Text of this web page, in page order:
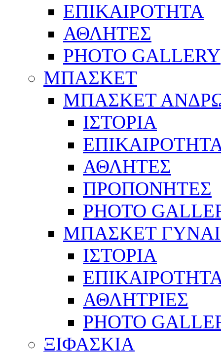
ΕΠΙΚΑΙΡΟΤΗΤΑ
ΑΘΛΗΤΕΣ
PHOTO GALLERY
ΜΠΑΣΚΕΤ
ΜΠΑΣΚΕΤ
ΙΣΤΟΡΙΑ
ΑΘΛΗΤΕΣ
ΠΡΟΠΟΝΗΤΕΣ
PHOTO
ΜΠΑΣΚΕΤ
ΙΣΤΟΡΙΑ
ΑΘΛΗΤΡΙΕΣ
PHOTO
ΞΙΦΑΣΚΙΑ